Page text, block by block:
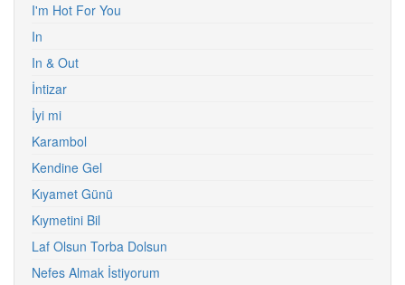
I'm Hot For You
In
In & Out
İntizar
İyi mi
Karambol
Kendine Gel
Kıyamet Günü
Kıymetini Bil
Laf Olsun Torba Dolsun
Nefes Almak İstiyorum